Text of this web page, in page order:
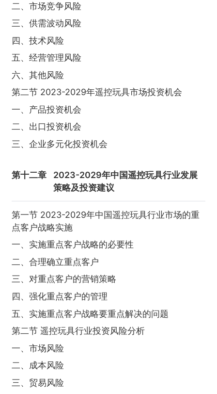
二、市场竞争风险
三、供需波动风险
四、技术风险
五、经营管理风险
六、其他风险
第二节 2023-2029年遥控玩具市场投资机会
一、产品投资机会
二、出口投资机会
三、企业多元化投资机会
第十二章
2023-2029年中国遥控玩具行业发展
策略及投资建议
第一节 2023-2029年中国遥控玩具行业市场的重
点客户战略实施
一、实施重点客户战略的必要性
二、合理确立重点客户
三、对重点客户的营销策略
四、强化重点客户的管理
五、实施重点客户战略要重点解决的问题
第二节 遥控玩具行业投资风险分析
一、市场风险
二、成本风险
三、贸易风险